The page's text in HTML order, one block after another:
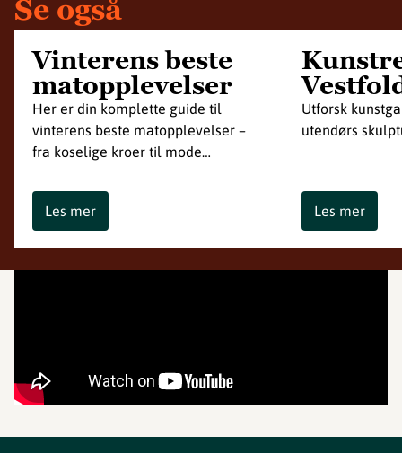
Se også
Vinterens beste
matopplevelser
Her er din komplette guide til
vinterens beste matopplevelser –
fra koselige kroer til mode…
Les mer
Utforsk
utendørs
Les mer